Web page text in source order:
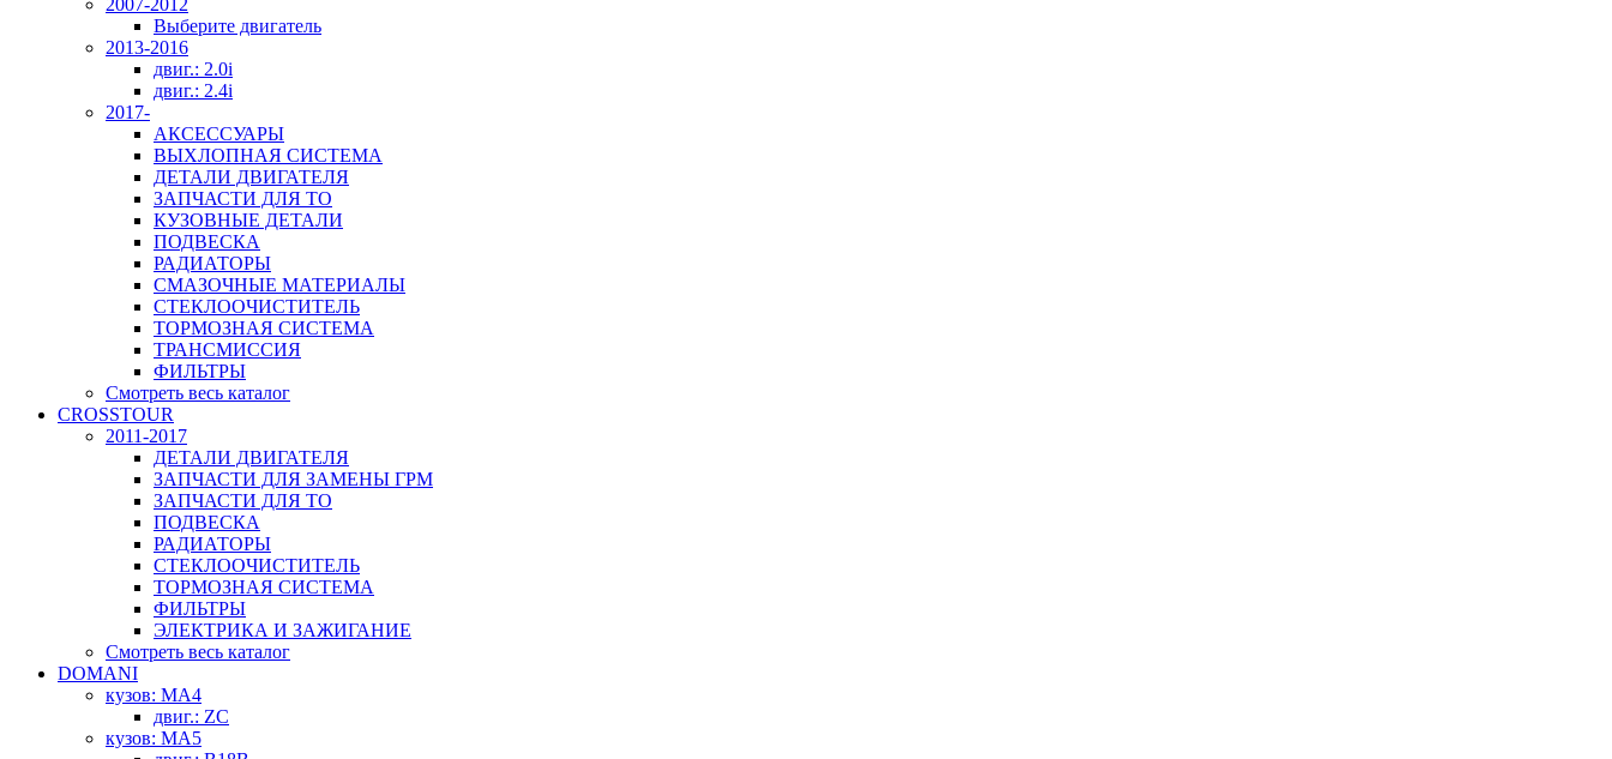
2007-2012
Выберите двигатель
2013-2016
двиг.: 2.0i
двиг.: 2.4i
2017-
АКСЕССУАРЫ
ВЫХЛОПНАЯ СИСТЕМА
ДЕТАЛИ ДВИГАТЕЛЯ
ЗАПЧАСТИ ДЛЯ ТО
КУЗОВНЫЕ ДЕТАЛИ
ПОДВЕСКА
РАДИАТОРЫ
СМАЗОЧНЫЕ МАТЕРИАЛЫ
СТЕКЛООЧИСТИТЕЛЬ
ТОРМОЗНАЯ СИСТЕМА
ТРАНСМИССИЯ
ФИЛЬТРЫ
Смотреть весь каталог
CROSSTOUR
2011-2017
ДЕТАЛИ ДВИГАТЕЛЯ
ЗАПЧАСТИ ДЛЯ ЗАМЕНЫ ГРМ
ЗАПЧАСТИ ДЛЯ ТО
ПОДВЕСКА
РАДИАТОРЫ
СТЕКЛООЧИСТИТЕЛЬ
ТОРМОЗНАЯ СИСТЕМА
ФИЛЬТРЫ
ЭЛЕКТРИКА И ЗАЖИГАНИЕ
Смотреть весь каталог
DOMANI
кузов: MA4
двиг.: ZC
кузов: MA5